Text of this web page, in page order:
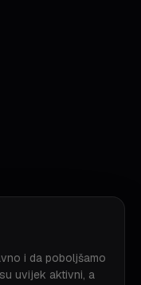
i da poboljšamo
uvijek aktivni, a